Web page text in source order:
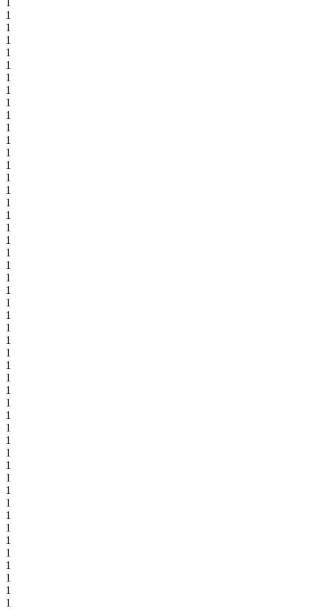
1
1
1
1
1
1
1
1
1
1
1
1
1
1
1
1
1
1
1
1
1
1
1
1
1
1
1
1
1
1
1
1
1
1
1
1
1
1
1
1
1
1
1
1
1
1
1
1